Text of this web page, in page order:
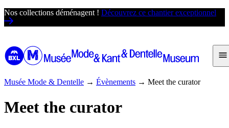
Passer
au
Nos collections déménagent ! Découvrez ce chantier exceptionnel
Musée Mode & Dentelle → Évènements → Meet the curator
Meet the curator